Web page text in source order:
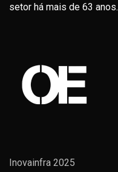
setor há mais de 63 anos.
Inovainfra 2025